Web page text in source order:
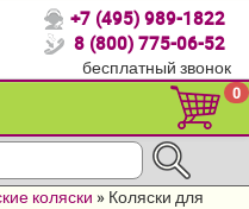
+7 (495) 989-1822
8 (800) 775-06-52
бесплатный звонок
0
коляски » Коляски для